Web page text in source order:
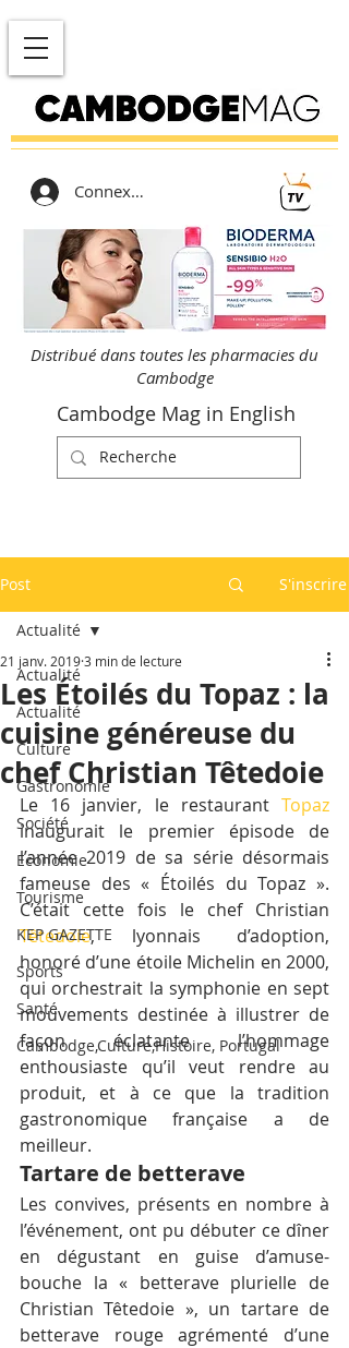
Connexion
Distribué dans toutes les pharmacies du
Cambodge
Cambodge Mag in English
Post S'inscrire
Actualité
Actualité
Culture
Gastronomie
Société
Economie
Tourisme
KEP GAZETTE
Sports
Santé
Cambodge,Culture,Histoire, Portugal
Actualité
Les Étoilés du Topaz : la
cuisine généreuse du
chef Christian Têtedoie
21 janv. 20193 min de lecture
Le 16 janvier, le restaurant Topaz
inaugurait le premier épisode de
l’année 2019 de sa série désormais
fameuse des « Étoilés du Topaz ».
Têtedoie, lyonnais d’adoption,
honoré d’une étoile Michelin en 2000,
qui orchestrait la symphonie en sept
mouvements destinée à illustrer de
façon éclatante l’hommage
enthousiaste qu’il veut rendre au
produit, et à ce que la tradition
gastronomique française a de
meilleur.
Tartare de betterave
Les convives, présents en nombre à
l’événement, ont pu débuter ce dîner
en dégustant en guise d’amuse-
bouche la « betterave plurielle de
Christian Têtedoie », un tartare de
betterave rouge agrémenté d’une